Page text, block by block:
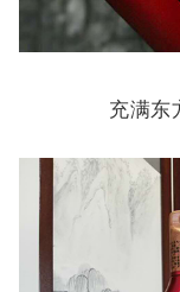
充满东